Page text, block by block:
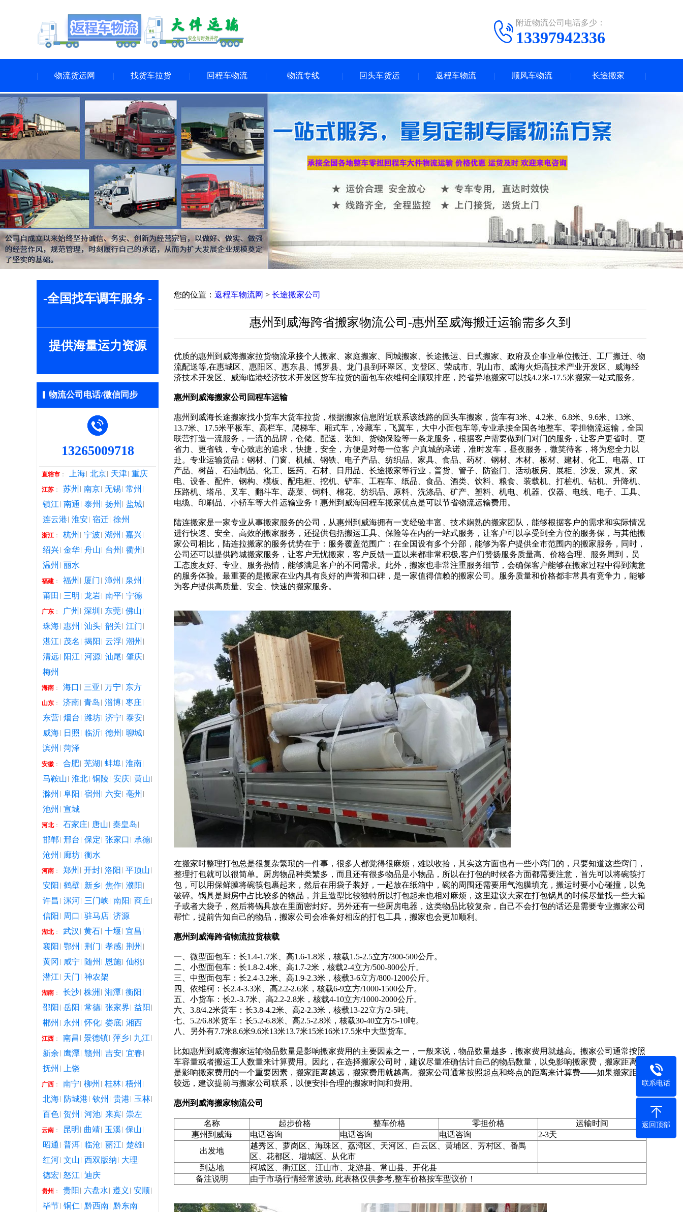
附近物流公司电话多少：
13397942336
物流货运网 找货车拉货 回程车物流 物流专线 回头车货运 返程车物流 顺风车物流 长途搬家
-全国找车调车服务 -
提供海量运力资源
物流公司电话/微信同步
13265009718
直辖市 ： 上海 北京 天津 重庆
江苏 ： 苏州 南京 无锡 常州
镇江 南通 泰州 扬州
盐城
连云港 淮安 宿迁 徐州
浙江 ： 杭州 宁波 湖州
嘉兴
绍兴 金华 舟山 台州
衢州
温州
丽水
福建 ： 福州 厦门 漳州
泉州
莆田
三明 龙岩 南平 宁德
广东 ： 广州 深圳 东莞 佛山
珠海 惠州 汕头 韶关 江门
湛江
茂名 揭阳 云浮 潮州
清远
阳江 河源 汕尾 肇庆
梅州
海南 ： 海口 三亚 万宁 东方
山东 ： 济南 青岛 淄博 枣庄
东营 烟台 潍坊 济宁 泰安
威海
日照 临沂 德州
聊城
滨州
菏泽
安徽 ： 合肥 芜湖 蚌埠 淮南
马鞍山 淮北 铜陵 安庆 黄山
滁州
阜阳 宿州 六安 亳州
池州
宣城
河北： 石家庄 唐山 秦皇岛
邯郸 邢台 保定 张家口
承德
沧州
廊坊 衡水
河南 ： 郑州 开封 洛阳
平顶山
安阳
鹤壁 新乡 焦作 濮阳
许昌
漯河 三门峡 南阳
商丘
信阳
周口 驻马店 济源
湖北： 武汉 黄石 十堰 宜昌
襄阳
鄂州 荆门 孝感 荆州
黄冈
咸宁 随州 恩施 仙桃
潜江
天门 神农架
湖南 ： 长沙 株洲 湘潭 衡阳
邵阳
岳阳 常德 张家界 益阳
郴州
永州 怀化 娄底 湘西
江西 ： 南昌 景德镇 萍乡 九江
新余
鹰潭 赣州 吉安 宜春
抚州
上饶
广西 ： 南宁 柳州 桂林 梧州
北海
防城港 钦州 贵港
玉林
百色 贺州 河池 来宾 崇左
云南 ： 昆明 曲靖 玉溪 保山
昭通
普洱 临沧 丽江 楚雄
红河 文山 西双版纳
大理
德宏 怒江 迪庆
贵州 ： 贵阳 六盘水 遵义
安顺
毕节 铜仁 黔西南 黔东南
您的位置： 返程车物流网 > 长途搬家公司
惠州到威海跨省搬家物流公司-惠州至威海搬迁运输需多久到
优质的惠州到威海搬家拉货物流承接个人搬家、家庭搬家、同城搬家、长途搬运、日式搬家、政府及企事业单位搬迁、工厂搬迁、物
流配送等,在惠城区、惠阳区、惠东县、博罗县、龙门县到环翠区、文登区、荣成市、乳山市、威海火炬高技术产业开发区、威海经
济技术开发区、威海临港经济技术开发区货车拉货的面包车依维柯全顺双排座，跨省异地搬家可以找4.2米-17.5米搬家一站式服务。
惠州到威海搬家公司回程车运输
惠州到威海长途搬家找小货车大货车拉货，根据搬家信息附近联系该线路的回头车搬家，货车有3米、4.2米、6.8米、9.6米、13米、
13.7米、17.5米平板车、高栏车、爬梯车、厢式车，冷藏车，飞翼车，大中小面包车等,专业承接全国各地整车、零担物流运输，全国
联营打造一流服务，一流的品牌，仓储、配送、装卸、货物保险等一条龙服务，根据客户需要做到门对门的服务，让客户更省时、更
省力、更省钱，专心致志的追求，快捷，安全，方便是对每一位客 户真城的承诺，准时发车，昼夜服务，微笑待客，将为您全力以
赴。专业运输货品：钢材、门窗、机械、钢铁、电子产品、纺织品、家具、食品、药材、钢材、木材、板材、建材、化工、电器、IT
产品、树苗、石油制品、化工、医药、石材、日用品、长途搬家等行业，普货、管子、防盗门、活动板房、展柜、沙发、家具、家
电、设备、配件、钢构、模板、配电柜、挖机、铲车、工程车、纸品、食品、酒类、饮料、粮食、装载机、打桩机、钻机、升降机、
压路机、塔吊、叉车、翻斗车、蔬菜、饲料、棉花、纺织品、原料、洗涤品、矿产、塑料、机电、机器、仪器、电线、电子、工具、
电缆、印刷品、小轿车等大件运输业务！惠州到威海回程车搬家优点是可以节省物流运输费用。
陆连搬家是一家专业从事搬家服务的公司，从惠州到威海拥有一支经验丰富、技术娴熟的搬家团队，能够根据客户的需求和实际情况
进行快速、安全、高效的搬家服务，还提供包括搬运工具、保险等在内的一站式服务，让客户可以享受到全方位的服务保，与其他搬
家公司相比，陆连拉搬家的服务优势在于：服务覆盖范围广：在全国设有多个分部，能够为客户提供全市范围内的搬家服务，同时，
公司还可以提供跨城搬家服务，让客户无忧搬家，客户反馈一直以来都非常积极,客户们赞扬服务质量高、价格合理、服务周到，员
工态度友好、专业、服务热情，能够满足客户的不同需求。此外，搬家也非常注重服务细节，会确保客户能够在搬家过程中得到满意
的服务体验。最重要的是搬家在业内具有良好的声誉和口碑，是一家值得信赖的搬家公司。服务质量和价格都非常具有竞争力，能够
为客户提供高质量、安全、快速的搬家服务。
在搬家时整理打包总是很复杂繁琐的一件事，很多人都觉得很麻烦，难以收拾，其实这方面也有一些小窍门的，只要知道这些窍门，
整理打包就可以很简单。厨房物品种类繁多，而且还有很多物品是小物品，所以在打包的时候各方面都需要注意，首先可以将碗筷打
包，可以用保鲜膜将碗筷包裹起来，然后在用袋子装好，一起放在纸箱中，碗的周围还需要用气泡膜填充，搬运时要小心碰撞，以免
破碎。锅具是厨房中占比较多的物品，并且造型比较独特所以打包起来也相对麻烦，这里建议大家在打包锅具的时候尽量找一些大箱
子或者大袋子，然后将锅具放在里面密封好。另外还有一些厨房电器，这类物品比较复杂，自己不会打包的话还是需要专业搬家公司
帮忙，提前告知自己的物品，搬家公司会准备好相应的打包工具，搬家也会更加顺利。
惠州到威海跨省物流拉货核载
一、微型面包车：长1.4-1.7米、高1.6-1.8米，核载1.5-2.5立方/300-500公斤。
二、小型面包车：长1.8-2.4米、高1.7-2米，核载2-4立方/500-800公斤。
三、中型面包车：长2.4-3.2米、高1.9-2.3米，核载3-6立方/800-1200公斤。
四、依维柯：长2.4-3.3米、高2.2-2.6米，核载6-9立方/1000-1500公斤。
五、小货车：长2.-3.7米、高2.2-2.8米，核载4-10立方/1000-2000公斤。
六、3.8/4.2米货车：长3.8-4.2米、高2-2.3米，核载13-22立方/2-5吨。
七、5.2/6.8米货车：长5.2-6.8米、高2.5-2.8米，核载30-40立方/5-10吨。
八、另外有7.7米8.6米9.6米13米13.7米15米16米17.5米中大型货车。
比如惠州到威海搬家运输物品数量是影响搬家费用的主要因素之一，一般来说，物品数量越多，搬家费用就越高。搬家公司通常按照
车容量或者搬运工人数量来计算费用。因此，在选择搬家公司时，建议尽量准确估计自己的物品数量，以免影响搬家费，搬家距离也
是影响搬家费用的一个重要因素，搬家距离越远，搬家费用就越高。搬家公司通常按照起点和终点的距离来计算费——如果搬家距离
较远，建议提前与搬家公司联系，以便安排合理的搬家时间和费用。
惠州到威海搬家物流公司
名称 起步价格 整车价格 零担价格
运输时间
惠州到威海
电话咨询 电话咨询 电话咨询
2-3天
出发地
越秀区、萝岗区、海珠区、荔湾区、天河区、白云区、黄埔区、芳村区、番禺
区、花都区、增城区、从化市
到达地
柯城区、衢江区、江山市、龙游县、常山县、开化县
备注说明
由于市场行情经常波动, 此表格仅供参考,整车价格按车型议价！
联系电话
返回顶部